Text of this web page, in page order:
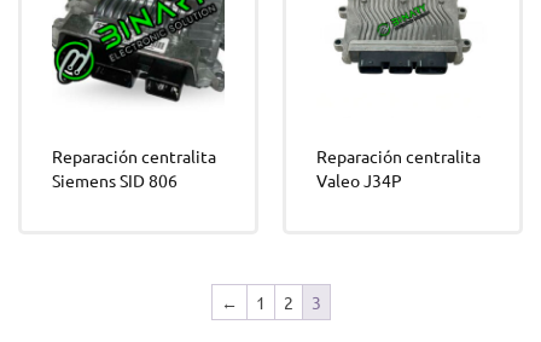
Reparación centralita
Siemens SID 806
Reparación centralita
Valeo J34P
← 1 2 3